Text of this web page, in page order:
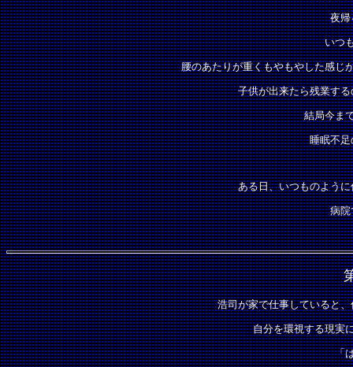
夜帰
いつ
腰のあたりが重くもやもやした感じ
子供が出来たら残業す
結局今ま
睡眠不
ある日、いつものよう
病院
浩司が家で仕事していると
自分を環視する現実
「